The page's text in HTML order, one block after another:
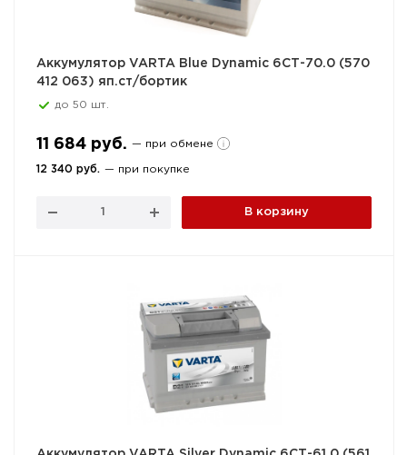
Аккумулятор VARTA Blue Dynamic 6СТ-70.0 (570
412 063) яп.ст/бортик
до 50 шт.
11 684 руб. — при обмене
12 340 руб. — при покупке
В корзину